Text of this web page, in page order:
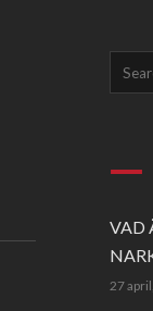
VAD
27